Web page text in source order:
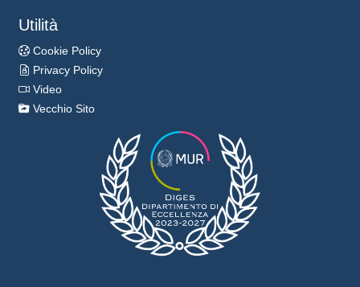
Utilità
Cookie Policy
Privacy Policy
Video
Vecchio Sito